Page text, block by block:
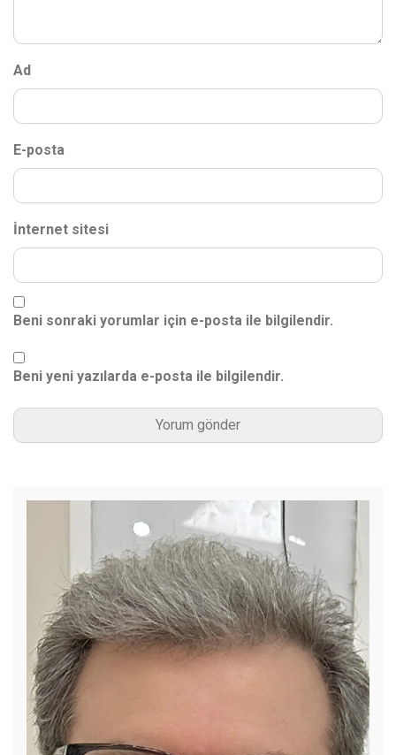
Ad
E-posta
İnternet sitesi
Beni sonraki yorumlar için e-posta ile bilgilendir.
Beni yeni yazılarda e-posta ile bilgilendir.